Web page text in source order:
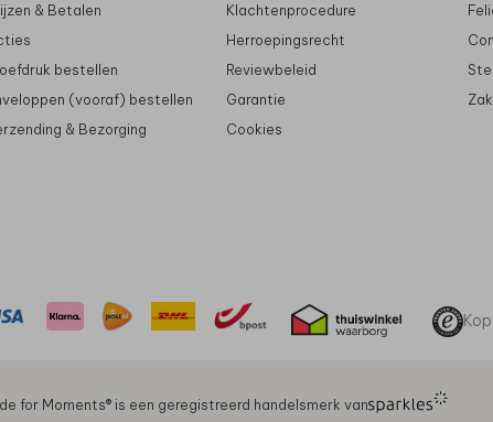
& Betalen
bestellen
(vooraf) bestellen
& Bezorging
Klachtenprocedure
Herroepingsrecht
Reviewbeleid
Garantie
Cookies
for Moments®️ is een geregistreerd handelsmerk van